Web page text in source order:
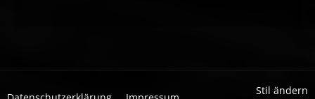
Stil ändern